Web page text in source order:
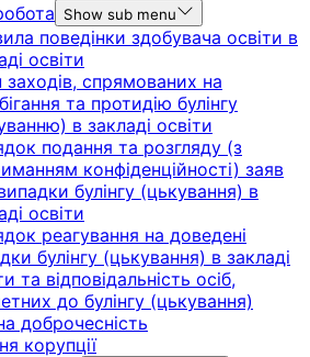
Show sub menu
поведінки здобувача освіти в
освіти
заходів, спрямованих на
та протидію булінгу
в закладі освіти
подання та розгляду (з
конфіденційності) заяв
булінгу (цькування) в
освіти
реагування на доведені
булінгу (цькування) в закладі
та відповідальність осіб,
до булінгу (цькування)
доброчесність
корупції